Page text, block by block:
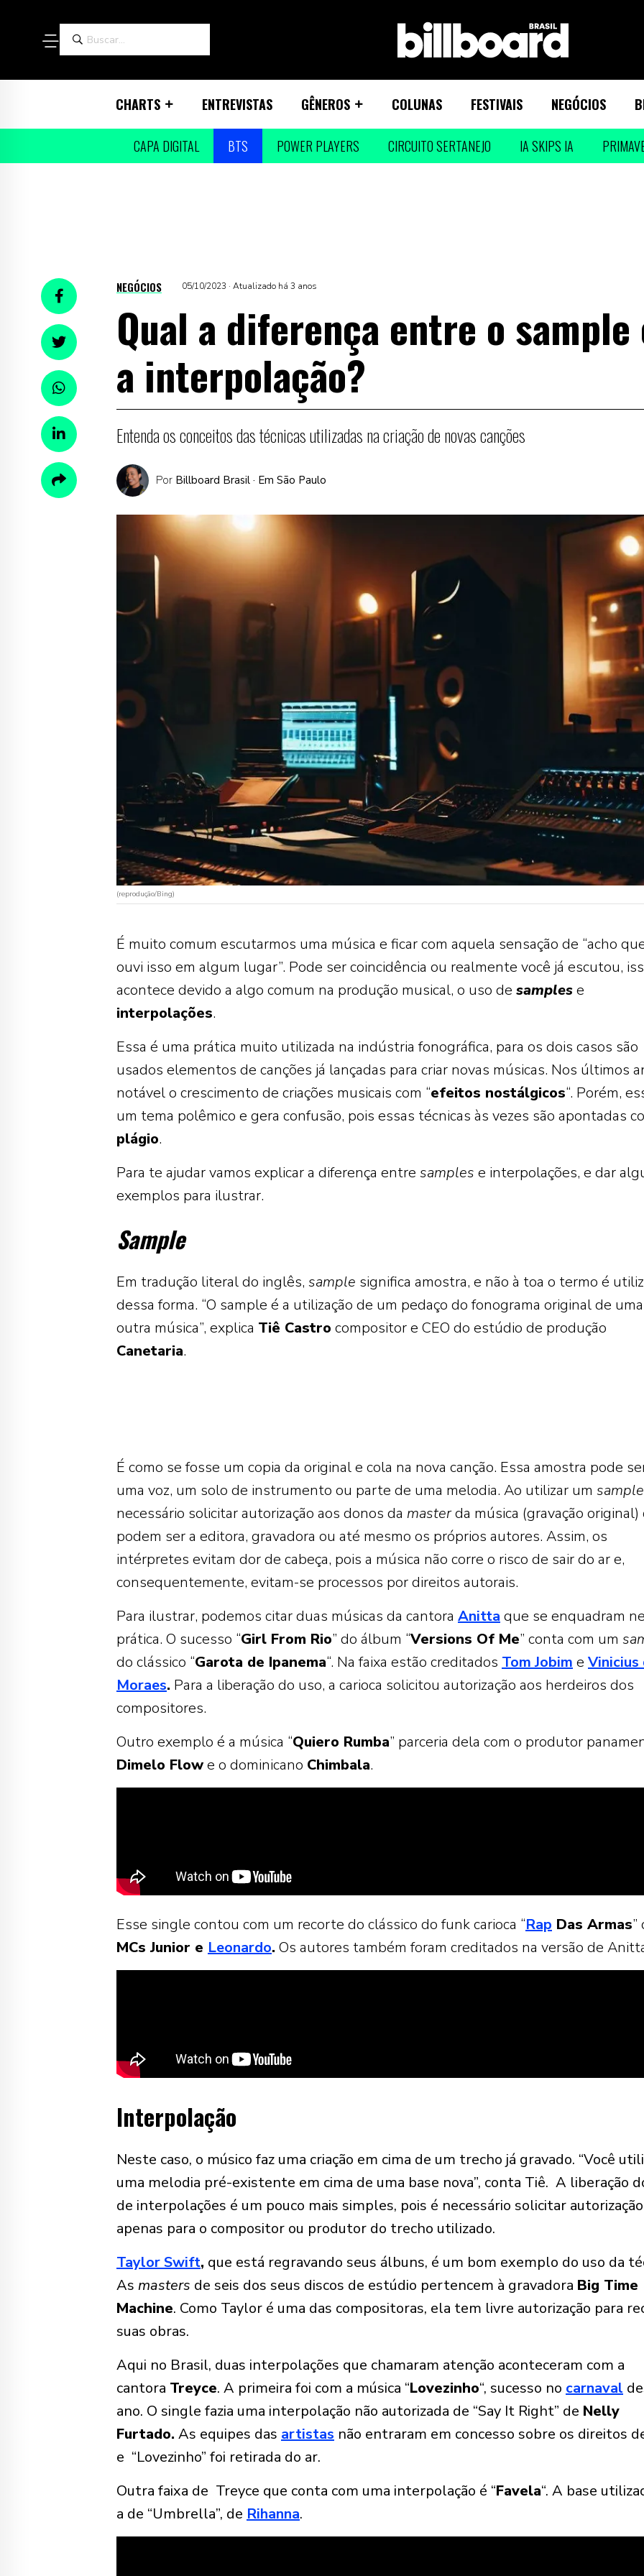
CHARTS ENTREVISTAS GÊNEROS COLUNAS FESTIVAIS NEGÓCIOS
CAPA DIGITAL BTS POWER PLAYERS CIRCUITO SERTANEJO IA SKIPS IA
NEGÓCIOS 05/10/2023 · Atualizado há 3 anos
Qual a diferença entre o sample
a interpolação?
Entenda os conceitos das técnicas utilizadas na criação de novas canções
Por Billboard Brasil · Em São Paulo
(reprodução/Bing)
É muito comum escutarmos uma música e ficar com aquela sensação de “acho
ouvi isso em algum lugar”. Pode ser coincidência ou realmente você já escutou,
acontece devido a algo comum na produção musical, o uso de samplese
interpolações.
Essa é uma prática muito utilizada na indústria fonográfica, para os dois casos são
usados elementos de canções já lançadas para criar novas músicas. Nos últimos
notável o crescimento de criações musicais com “efeitos nostálgicos“. Porém,
um tema polêmico e gera confusão, pois essas técnicas às vezes são apontadas
plágio.
Para te ajudar vamos explicar a diferença entre samples e interpolações, e dar
exemplos para ilustrar.
Sample
Em tradução literal do inglês, sample significa amostra, e não à toa o termo é
dessa forma. “O sample é a utilização de um pedaço do fonograma original de uma
outra música”, explica Tiê Castro compositor e CEO do estúdio de produção
Canetaria.
É como se fosse um copia da original e cola na nova canção. Essa amostra pode
uma voz, um solo de instrumento ou parte de uma melodia. Ao utilizar um sample
necessário solicitar autorização aos donos da masterda música (gravação original)
podem ser a editora, gravadora ou até mesmo os próprios autores. Assim, os
intérpretes evitam dor de cabeça, pois a música não corre o risco de sair do ar e,
consequentemente, evitam-se processos por direitos autorais.
Para ilustrar, podemos citar duas músicas da cantora Anitta que se enquadram
prática. O sucesso “Girl From Rio” do álbum “Versions Of Me” conta com um
do clássico “Garota de Ipanema“. Na faixa estão creditados Tom Jobim e Vinicius
Moraes. Para a liberação do uso, a carioca solicitou autorização aos herdeiros dos
compositores.
Outro exemplo é a música “Quiero Rumba” parceria dela com o produtor
Dimelo Flowe o dominicano Chimbala.
Esse single contou com um recorte do clássico do funk carioca “Rap Das Armas”
MCs Junior e Leonardo. Os autores também foram creditados na versão de
Interpolação
Neste caso, o músico faz uma criação em cima de um trecho já gravado. “Você
uma melodia pré-existente em cima de uma base nova”, conta Tiê. A liberação
de interpolações é um pouco mais simples, pois é necessário solicitar autorização
apenas para o compositor ou produtor do trecho utilizado.
Taylor Swift, que está regravando seus álbuns, é um bom exemplo do uso da
As masters de seis dos seus discos de estúdio pertencem à gravadora Big Time
Machine. Como Taylor é uma das compositoras, ela tem livre autorização para
suas obras.
Aqui no Brasil, duas interpolações que chamaram atenção aconteceram com a
cantora Treyce. A primeira foi com a música “Lovezinho“, sucesso no carnaval
ano. O single fazia uma interpolação não autorizada de “Say It Right” de Nelly
Furtado. As equipes das artistas não entraram em concesso sobre os direitos
e “Lovezinho” foi retirada do ar.
Outra faixa de Treyce que conta com uma interpolação é “Favela“. A base
a de “Umbrella”, de Rihanna.